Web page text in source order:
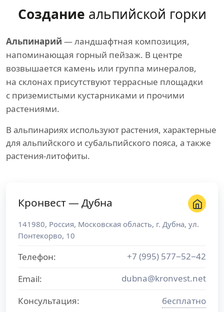
Создание альпийской горки
Альпинарий — ландшафтная композиция,
напоминающая горный пейзаж. В центре
возвышается камень или группа минералов,
на склонах присутствуют террасные площадки
с приземистыми кустарниками и прочими
растениями.
В альпинариях используют растения, характерные
для альпийского и субальпийского пояса, а также
растения-литофиты.
Кронвест — Дубна
141980, Россия, Московская область, г. Дубна, ул.
Понтекорво, 10
Телефон:
+7 (995) 577−52−42
Email:
dubna@kronvest.net
Консультация:
бесплатно